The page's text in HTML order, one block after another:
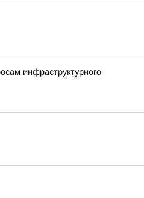
инфраструктурного